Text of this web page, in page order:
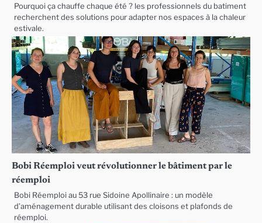
Pourquoi ça chauffe chaque été ? les professionnels du batiment
recherchent des solutions pour adapter nos espaces à la chaleur
estivale.
Bobi Réemploi veut révolutionner le bâtiment par le
réemploi
Bobi Réemploi au 53 rue Sidoine Apollinaire : un modèle
d’aménagement durable utilisant des cloisons et plafonds de
réemploi.